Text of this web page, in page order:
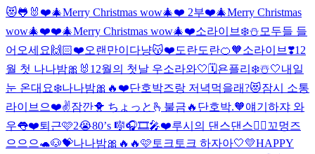
😻🐸🐰 ❤️🎄Merry Christmas wow🎄❤️ 2부❤️🎄Merry Christmas
wow🎄❤️❤️🎄Merry Christmas wow🎄❤️소라이브❄️⛄️ 모두들 들
어오세요🙌🏻❤️오랜만이다냥😽❤️도란도란🍊🧡소라이브❣️12
월 첫 나나밤🎀🐰 12월의 첫날 우소라와🤍🗓️욘플리❄️☃️🤍내일
눈 온대요❄️나나밤🎀🔥❤️단호박즈랑 저녁먹을래?😻잠시 소통
라이브으❤️✌️잠깐🐥 ちょっと🫰 불금🔥 단호박.🧡얘기하쟈 와
우👅❤️퇴근🩷2😭80’s 🎼🎧🎞🎤❤️루시의 댄스댄스❤️‍🔥꼬멍즈
으으으🐢🐶💝나나밤🎀🔥🔥🩷 토크토크 하자아🤍💛HAPPY